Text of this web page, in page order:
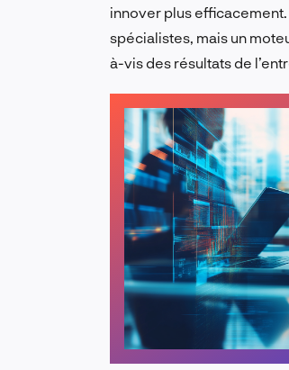
innover plus
spécialistes, mais un
à-vis des résultats de